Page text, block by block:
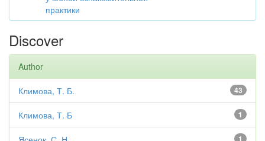
практики
Discover
Author
43
Климова, Т. Б.
1
Климова, Т. Б
1